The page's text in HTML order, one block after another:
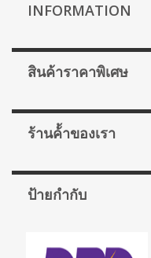
INFORMATION
สินค้าราคาพิเศษ
ร้านค้้าของเรา
ป้ายกำกับ